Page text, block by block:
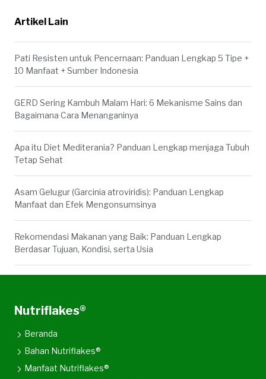
Artikel Lain
Pati Resisten untuk Pencernaan: Panduan Lengkap 5 Tipe +
10 Manfaat + Sumber Indonesia
GERD Sering Kambuh Malam Hari: 6 Mekanisme Sains dan
Bagaimana Cara Menanganinya
Apa itu Diet Mediterania? Panduan Lengkap menjaga Tubuh
Tetap Sehat
Asam Gelugur (Garcinia atroviridis): Panduan Lengkap
Manfaat dan Efek Mengonsumsinya
Rekomendasi Makanan yang Baik: Panduan Lengkap
Berdasar Tujuan, Kondisi, serta Usia
Nutriflakes®
Beranda
Bahan Nutriflakes®
Manfaat Nutriflakes®